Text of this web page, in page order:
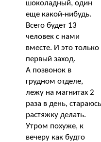
шоколадный, один
еще какой-нибудь.
Всего будет 13
человек с нами
вместе. И это только
первый заход.
А позвонок в
грудном отделе,
лежу на магнитах 2
раза в день, стараюсь
растяжку делать.
Утром похуже, к
вечеру как будто